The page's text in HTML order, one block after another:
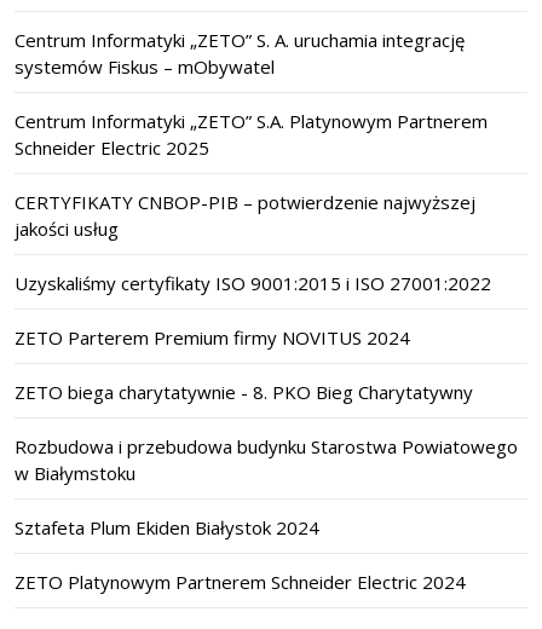
Centrum Informatyki „ZETO” S. A. uruchamia integrację
systemów Fiskus – mObywatel
Centrum Informatyki „ZETO” S.A. Platynowym Partnerem
Schneider Electric 2025
CERTYFIKATY CNBOP-PIB – potwierdzenie najwyższej
jakości usług
Uzyskaliśmy certyfikaty ISO 9001:2015 i ISO 27001:2022
ZETO Parterem Premium firmy NOVITUS 2024
ZETO biega charytatywnie - 8. PKO Bieg Charytatywny
Rozbudowa i przebudowa budynku Starostwa Powiatowego
w Białymstoku
Sztafeta Plum Ekiden Białystok 2024
ZETO Platynowym Partnerem Schneider Electric 2024